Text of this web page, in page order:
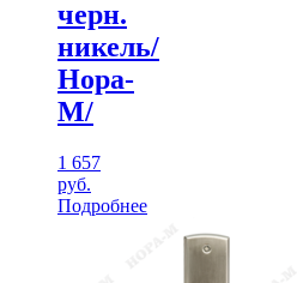
черн.
никель/
Нора-
М/
1 657
руб.
Подробнее